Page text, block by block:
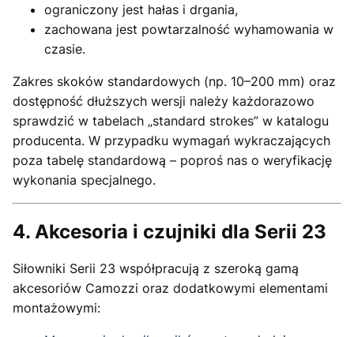
ograniczony jest hałas i drgania,
zachowana jest powtarzalność wyhamowania w
czasie.
Zakres skoków standardowych (np. 10–200 mm) oraz
dostępność dłuższych wersji należy każdorazowo
sprawdzić w tabelach „standard strokes” w katalogu
producenta. W przypadku wymagań wykraczających
poza tabelę standardową – poproś nas o weryfikację
wykonania specjalnego.
4. Akcesoria i czujniki dla Serii 23
Siłowniki Serii 23 współpracują z szeroką gamą
akcesoriów Camozzi oraz dodatkowymi elementami
montażowymi: